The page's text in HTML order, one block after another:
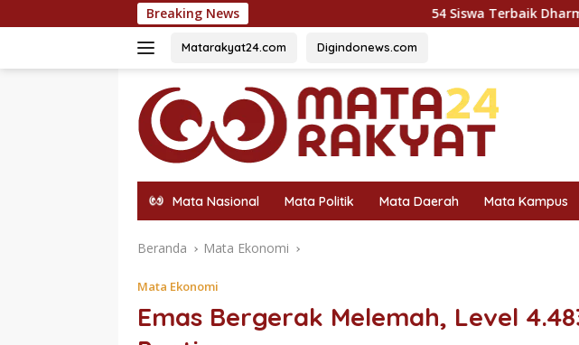
ke
Breaking News 54 Siswa Terbaik Dharmasraya Masuk
Matarakyat24.com Digindonews.com
Mata Nasional Mata Politik Mata Daerah Mata Kampus
Beranda Mata Ekonomi
Mata Ekonomi
Emas Bergerak Melemah, Level